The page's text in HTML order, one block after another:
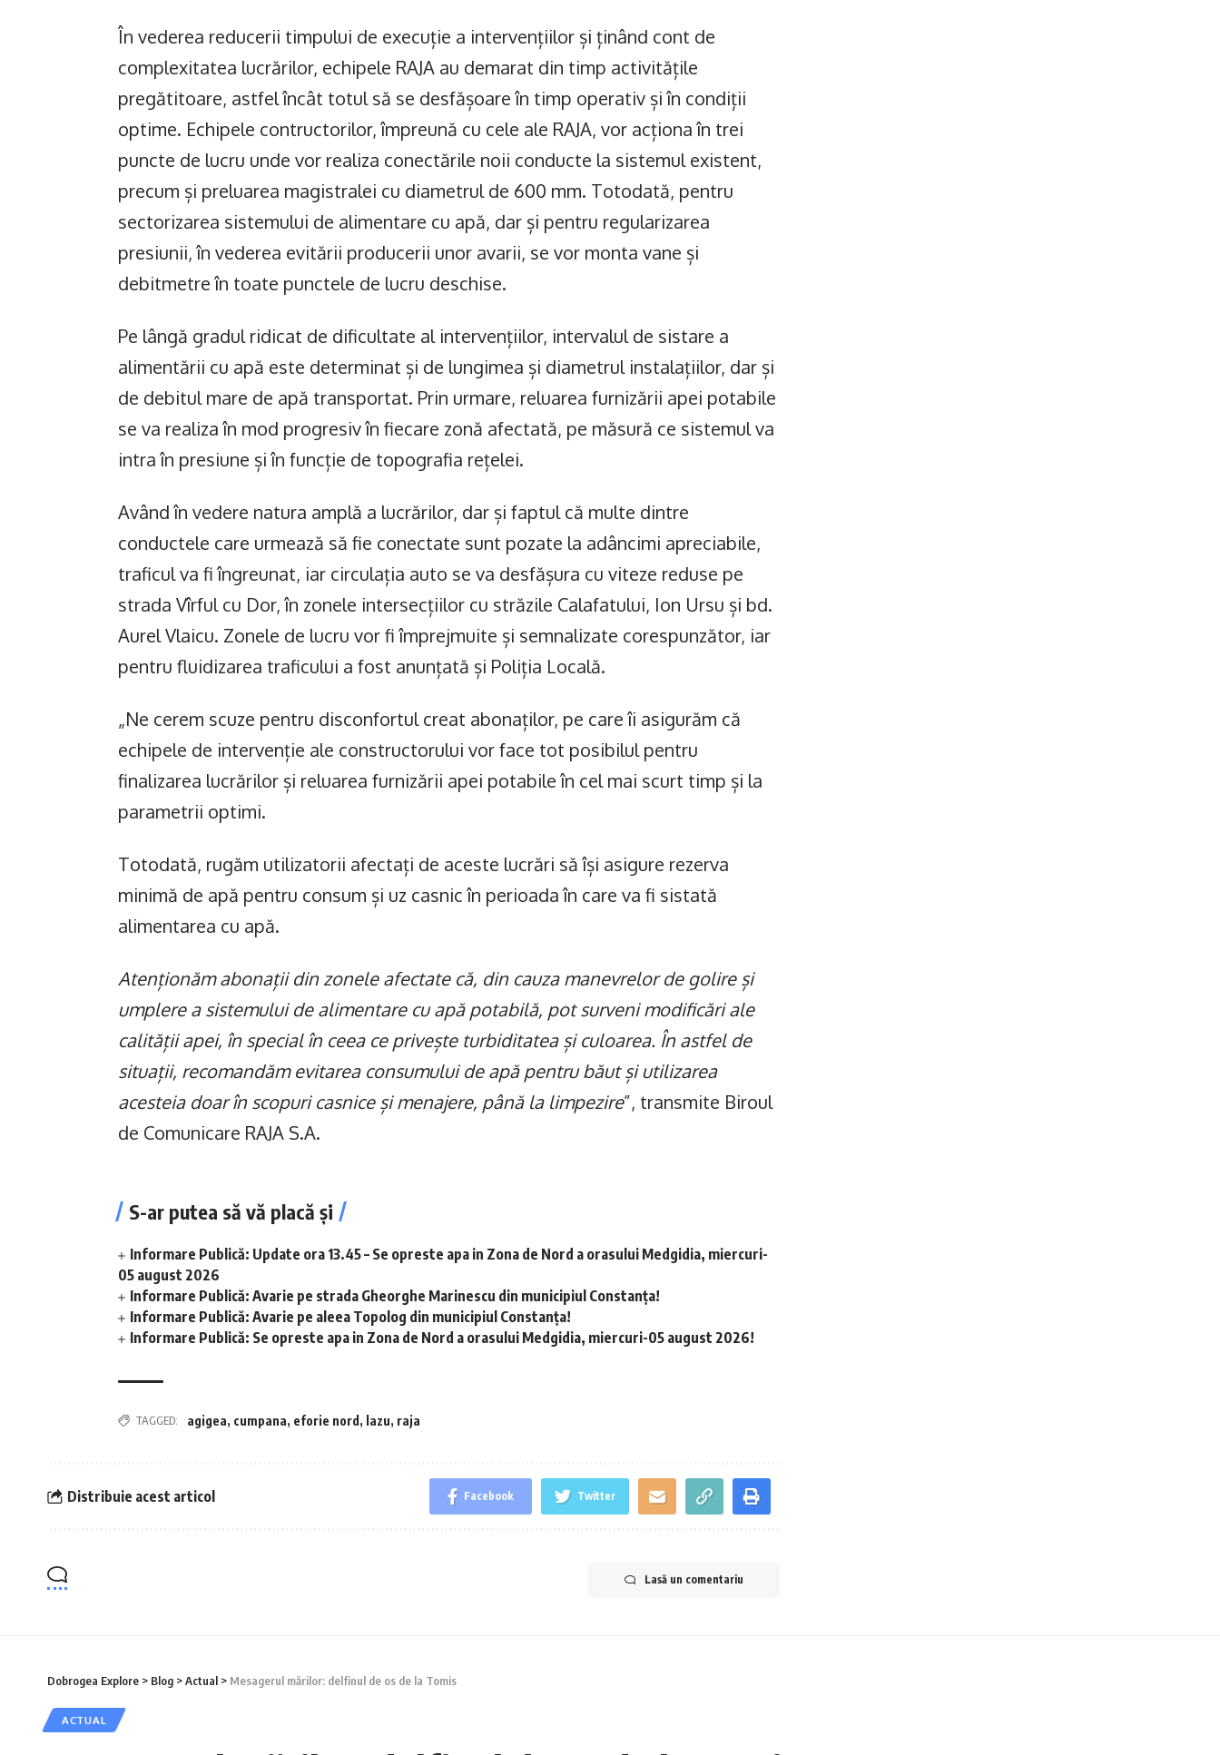
În vederea reducerii timpului de execuție a intervențiilor și ținând cont de
complexitatea lucrărilor, echipele RAJA au demarat din timp activitățile
pregătitoare, astfel încât totul să se desfășoare în timp operativ și în condiții
optime. Echipele contructorilor, împreună cu cele ale RAJA, vor acționa în trei
puncte de lucru unde vor realiza conectările noii conducte la sistemul existent,
precum și preluarea magistralei cu diametrul de 600 mm. Totodată, pentru
sectorizarea sistemului de alimentare cu apă, dar și pentru regularizarea
presiunii, în vederea evitării producerii unor avarii, se vor monta vane și
debitmetre în toate punctele de lucru deschise.
Pe lângă gradul ridicat de dificultate al intervențiilor, intervalul de sistare a
alimentării cu apă este determinat și de lungimea și diametrul instalațiilor, dar și
de debitul mare de apă transportat. Prin urmare, reluarea furnizării apei potabile
se va realiza în mod progresiv în fiecare zonă afectată, pe măsură ce sistemul va
intra în presiune și în funcție de topografia rețelei.
Având în vedere natura amplă a lucrărilor, dar și faptul că multe dintre
conductele care urmează să fie conectate sunt pozate la adâncimi apreciabile,
traficul va fi îngreunat, iar circulația auto se va desfășura cu viteze reduse pe
strada Vîrful cu Dor, în zonele intersecțiilor cu străzile Calafatului, Ion Ursu și bd.
Aurel Vlaicu. Zonele de lucru vor fi împrejmuite și semnalizate corespunzător, iar
pentru fluidizarea traficului a fost anunțată și Poliția Locală.
„Ne cerem scuze pentru disconfortul creat abonaților, pe care îi asigurăm că
echipele de intervenție ale constructorului vor face tot posibilul pentru
finalizarea lucrărilor și reluarea furnizării apei potabile în cel mai scurt timp și la
parametrii optimi.
Totodată, rugăm utilizatorii afectați de aceste lucrări să își asigure rezerva
minimă de apă pentru consum și uz casnic în perioada în care va fi sistată
alimentarea cu apă.
Atenționăm abonații din zonele afectate că, din cauza manevrelor de golire și
umplere a sistemului de alimentare cu apă potabilă, pot surveni modificări ale
calității apei, în special în ceea ce privește turbiditatea și culoarea. În astfel de
situații, recomandăm evitarea consumului de apă pentru băut și utilizarea
acesteia doar în scopuri casnice și menajere, până la limpezire”, transmite Biroul
de Comunicare RAJA S.A.
S-ar putea să vă placă și
Informare Publică: Update ora 13.45 – Se opreste apa in Zona de Nord a orasului Medgidia, miercuri-
05 august 2026
Informare Publică: Avarie pe strada Gheorghe Marinescu din municipiul Constanța!
Informare Publică: Avarie pe aleea Topolog din municipiul Constanța!
Informare Publică: Se opreste apa in Zona de Nord a orasului Medgidia, miercuri-05 august 2026!
TAGGED: agigea, cumpana, eforie nord , lazu, raja
Distribuie acest articol Facebook Twitter
Lasă un comentariu
Dobrogea Explore > Blog >Actual > Mesagerul mărilor: delfinul de os de la Tomis
ACTUAL